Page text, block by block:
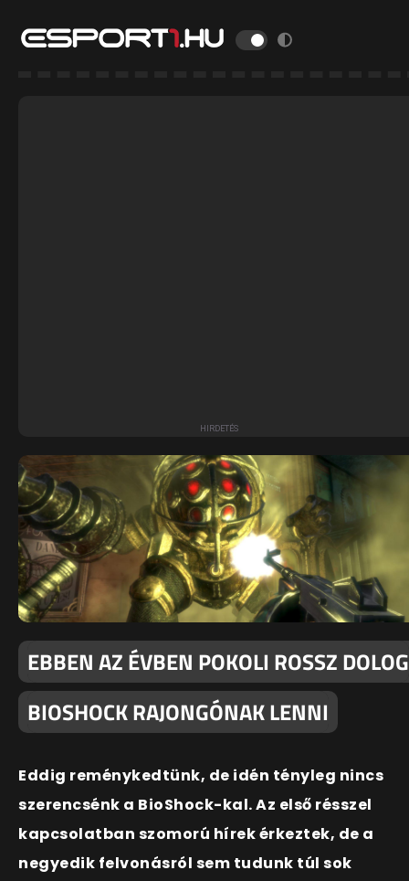
EBBEN AZ ÉVBEN POKOLI ROSSZ DOLOG
BIOSHOCK RAJONGÓNAK LENNI
Eddig reménykedtünk, de idén tényleg nincs
szerencsénk a BioShock-kal. Az első résszel
kapcsolatban szomorú hírek érkeztek, de a
negyedik felvonásról sem tudunk túl sok